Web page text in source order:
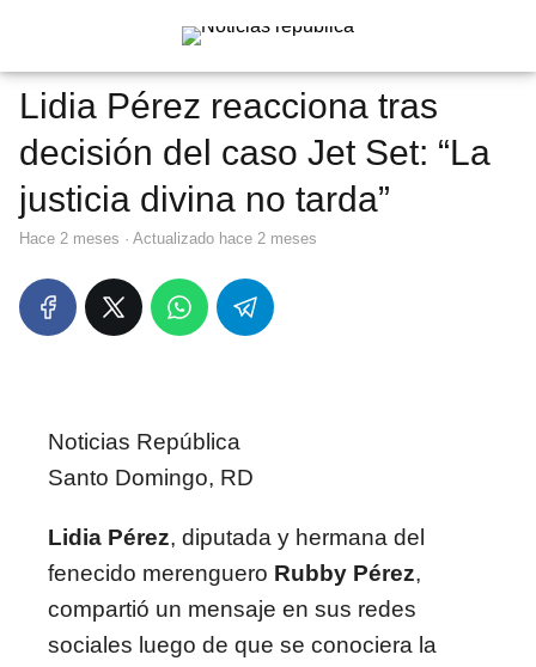
Lidia Pérez reacciona tras
decisión del caso Jet Set: “La
justicia divina no tarda”
hace 2 meses · Actualizado hace 2 meses
Noticias República
Santo Domingo, RD
Lidia Pérez, diputada y hermana del
fenecido merenguero Rubby Pérez,
compartió un mensaje en sus redes
sociales luego de que se conociera la